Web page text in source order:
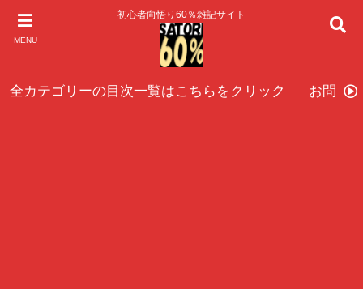
MENU
初心者向悟り60％雑記サイト
全カテゴリーの目次一覧はこちらをクリック お問い